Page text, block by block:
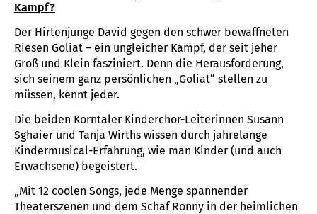
Kampf?
Der Hirtenjunge David gegen den schwer bewaffneten
Riesen Goliat – ein ungleicher Kampf, der seit jeher
Groß und Klein fasziniert. Denn die Herausforderung,
sich seinem ganz persönlichen „Goliat“ stellen zu
müssen, kennt jeder.
Die beiden Korntaler Kinderchor-Leiterinnen Susann
Sghaier und Tanja Wirths wissen durch jahrelange
Kindermusical-Erfahrung, wie man Kinder (und auch
Erwachsene) begeistert.
„Mit 12 coolen Songs, jede Menge spannender
Theaterszenen und dem Schaf Ronny in der heimlichen